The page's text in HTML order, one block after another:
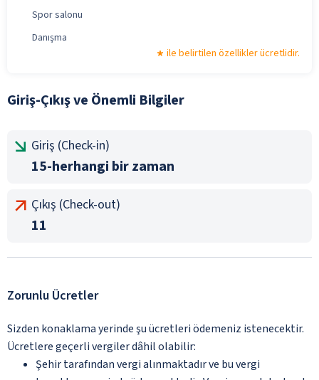
Spor salonu
Danışma
ile belirtilen özellikler ücretlidir.
Giriş-Çıkış ve Önemli Bilgiler
Giriş (Check-in)
15-herhangi bir zaman
Çıkış (Check-out)
11
Zorunlu Ücretler
Sizden konaklama yerinde şu ücretleri ödemeniz istenecektir.
Ücretlere geçerli vergiler dâhil olabilir:
Şehir tarafından vergi alınmaktadır ve bu vergi